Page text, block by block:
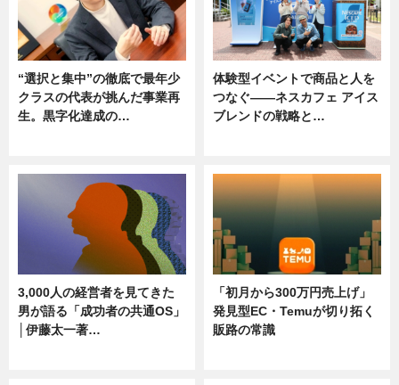
“選択と集中”の徹底で最年少
クラスの代表が挑んだ事業再
生。黒字化達成の…
体験型イベントで商品と人を
つなぐ――ネスカフェ アイス
ブレンドの戦略と…
3,000人の経営者を見てきた
男が語る「成功者の共通OS」
│伊藤太一著…
「初月から300万円売上げ」
発見型EC・Temuが切り拓く
販路の常識